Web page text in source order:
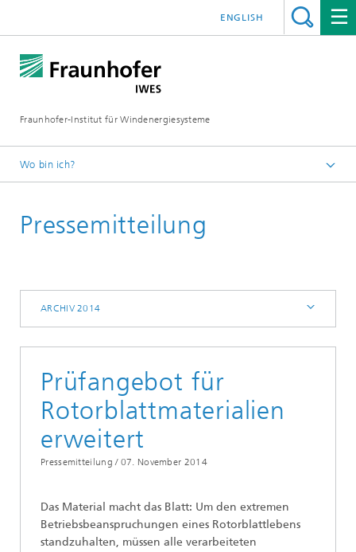
Fraunhofer-Institut für Windenergiesysteme
ENGLISH
Wo bin ich?
Presse | Medien
Pressemitteilung
ARCHIV 2014
Prüfangebot für
Rotorblattmaterialien
erweitert
Pressemitteilung / 07. November 2014
Das Material macht das Blatt: Um den extremen
Betriebsbeanspruchungen eines Rotorblattlebens
standzuhalten, müssen alle verarbeiteten